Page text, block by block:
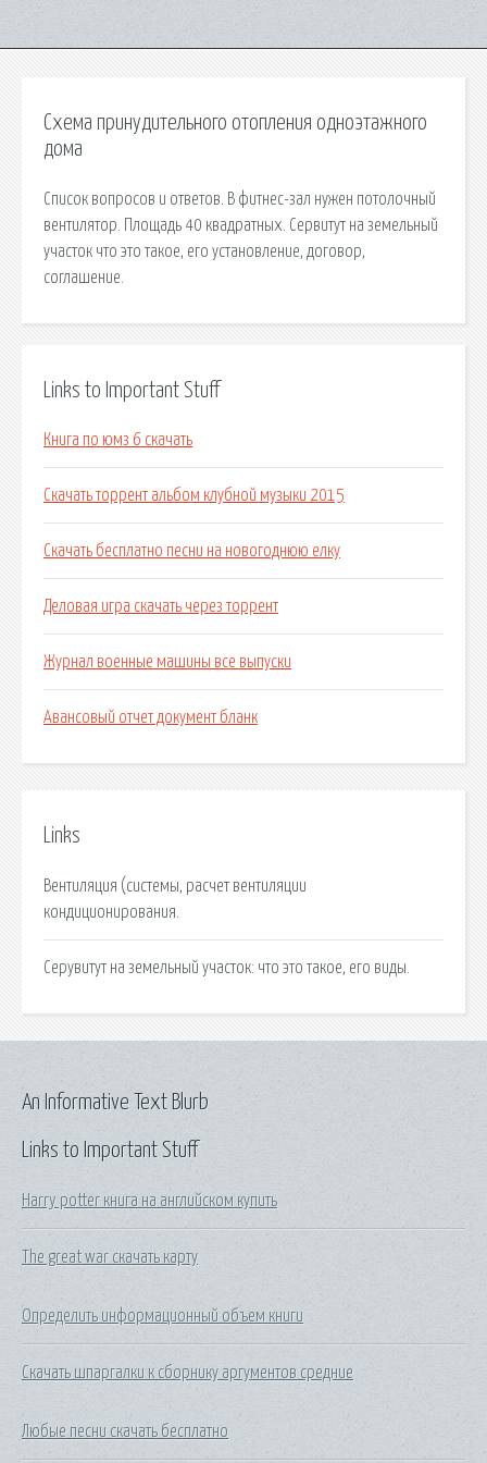
Схема принудительного отопления одноэтажного
дома
Список вопросов и ответов. В фитнес-зал нужен потолочный
вентилятор. Площадь 40 квадратных. Сервитут на земельный
участок что это такое, его установление, договор,
соглашение.
Links to Important Stuff
Книга по юмз 6 скачать
Скачать торрент альбом клубной музыки 2015
Скачать бесплатно песни на новогоднюю елку
Деловая игра скачать через торрент
Журнал военные машины все выпуски
Авансовый отчет документ бланк
Links
Вентиляция (системы, расчет вентиляции
кондиционирования.
Серувитут на земельный участок: что это такое, его виды.
Links to Important Stuff
Harry potter книга на английском купить
The great war скачать карту
Определить информационный объем книги
Скачать шпаргалки к сборнику аргументов средние
Любые песни скачать бесплатно
An Informative Text Blurb